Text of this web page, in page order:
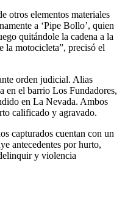
otros elementos materiales
a ‘Pipe Bollo’, quien
quitándole la cadena a la
la motocicleta”, precisó el
orden judicial. Alias
en el barrio Los Fundadores,
en La Nevada. Ambos
calificado y agravado.
capturados cuentan con un
antecedentes por hurto,
y violencia